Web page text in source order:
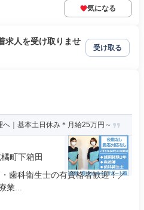
気になる
求人を受け取りませ
受け取る
｜基本土日休み＊月給25万円～
町下箱田
歯科衛生士の有資格者歓迎！／
業...